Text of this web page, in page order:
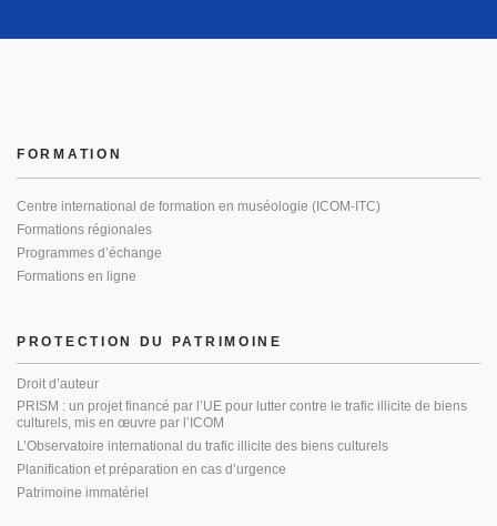
PROTECTION DU PATRIMOINE
Droit d’auteur
PRISM : un projet financé par l’UE pour lutter contre le trafic illicite de biens
culturels, mis en œuvre par l’ICOM
L’Observatoire international du trafic illicite des biens culturels
Planification et préparation en cas d’urgence
Patrimoine immatériel
FORMATION
Centre international de formation en muséologie (ICOM-ITC)
Formations régionales
Programmes d’échange
Formations en ligne